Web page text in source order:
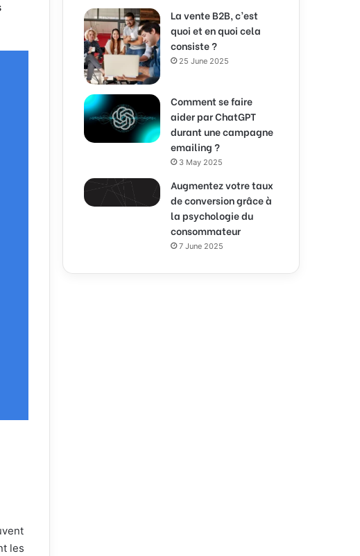
les
La vente B2B, c’est
quoi et en quoi cela
consiste ?
25 June 2025
Comment se faire
aider par ChatGPT
durant une campagne
emailing ?
3 May 2025
Augmentez votre taux
de conversion grâce à
la psychologie du
consommateur
7 June 2025